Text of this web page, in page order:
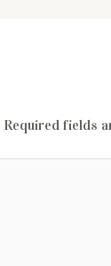
Required fields